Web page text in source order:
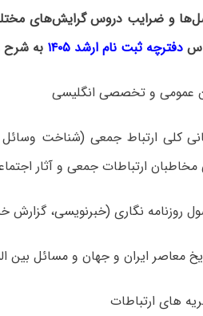
و ضرایب دروس گرایش‌های مختلف
دفترچه ثبت نام ارشد ۱۴۰۵ به شرح
مخاطبان ارتباطات جمعی و آثار